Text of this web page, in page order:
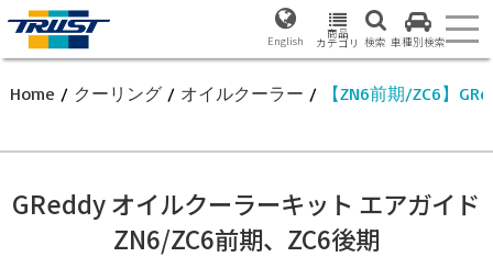
English 商品
カテゴリ 検索 車種別検索
Home / クーリング/ オイルクーラー / 【ZN6前期/ZC6】
GReddy オイルクーラーキット エアガイド
ZN6/ZC6前期、ZC6後期